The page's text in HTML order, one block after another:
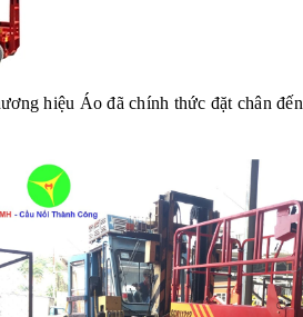
hiệu Áo đã chính thức đặt chân